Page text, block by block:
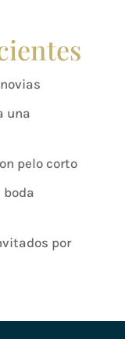
una
pelo corto
boda
por